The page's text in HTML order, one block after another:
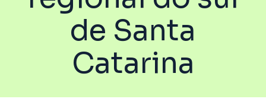
de Santa
Catarina